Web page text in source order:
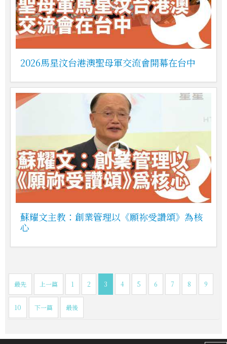
2026馬星汶台港澳聖母軍交流會開幕在台中
蘇耀文主教：創業管理以《願祢受讚頌》為核
心
最先 上一篇 1 2 3 4 5 6 7 8 9
10 下一篇 最後